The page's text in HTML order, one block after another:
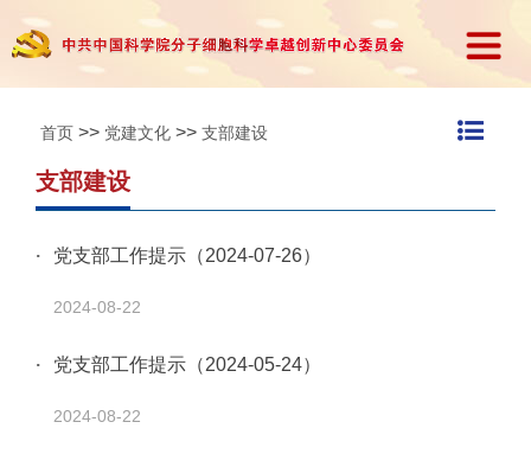
首页 >> 党建文化 >> 支部建设
支部建设
党支部工作提示（2024-07-26）
2024-08-22
党支部工作提示（2024-05-24）
2024-08-22